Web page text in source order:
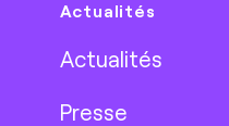
Actualités
Actualités
Presse